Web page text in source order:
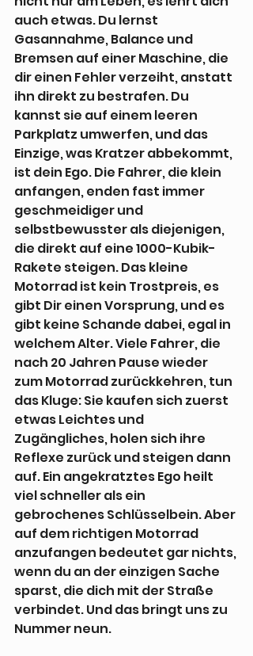
auch etwas. Du lernst
Gasannahme, Balance und
Bremsen auf einer Maschine, die
dir einen Fehler verzeiht, anstatt
ihn direkt zu bestrafen. Du
kannst sie auf einem leeren
Parkplatz umwerfen, und das
Einzige, was Kratzer abbekommt,
ist dein Ego. Die Fahrer, die klein
anfangen, enden fast immer
geschmeidiger und
selbstbewusster als diejenigen,
die direkt auf eine 1000-Kubik-
Rakete steigen. Das kleine
Motorrad ist kein Trostpreis, es
gibt Dir einen Vorsprung, und es
gibt keine Schande dabei, egal in
welchem Alter. Viele Fahrer, die
nach 20 Jahren Pause wieder
zum Motorrad zurückkehren, tun
das Kluge: Sie kaufen sich zuerst
etwas Leichtes und
Zugängliches, holen sich ihre
Reflexe zurück und steigen dann
auf. Ein angekratztes Ego heilt
viel schneller als ein
gebrochenes Schlüsselbein. Aber
auf dem richtigen Motorrad
anzufangen bedeutet gar nichts,
wenn du an der einzigen Sache
sparst, die dich mit der Straße
verbindet. Und das bringt uns zu
Nummer neun.